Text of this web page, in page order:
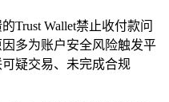
Trust Wallet禁止收付款问
多为账户安全风险触发平
疑交易、未完成合规